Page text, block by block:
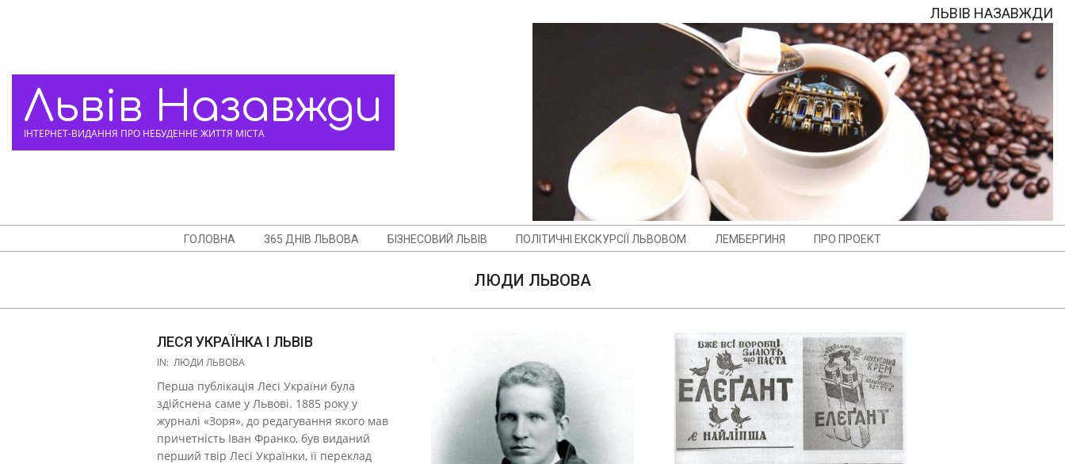
Львів Назавжди
ІНТЕРНЕТ-ВИДАННЯ ПРО НЕБУДЕННЕ ЖИТТЯ МІСТА
ЛЬВІВ НАЗАВЖДИ
Menu
ГОЛОВНА 365 ДНІВ ЛЬВОВА БІЗНЕСОВИЙ ЛЬВІВ ПОЛІТИЧНІ ЕКСКУРСІЇ ЛЬВОВОМ ЛЕМБЕРГИНЯ ПРО ПРОЕКТ
ЛЮДИ ЛЬВОВА
ЛЕСЯ УКРАЇНКА І ЛЬВІВ
2023-
24
IN: ЛЮДИ ЛЬВОВА
Перша публікація Лесі України була
здійснена саме у Львові. 1885 року у
журналі «Зоря», до редагування якого мав
причетність Іван Франко, був виданий
перший твір Лесі Українки, її переклад